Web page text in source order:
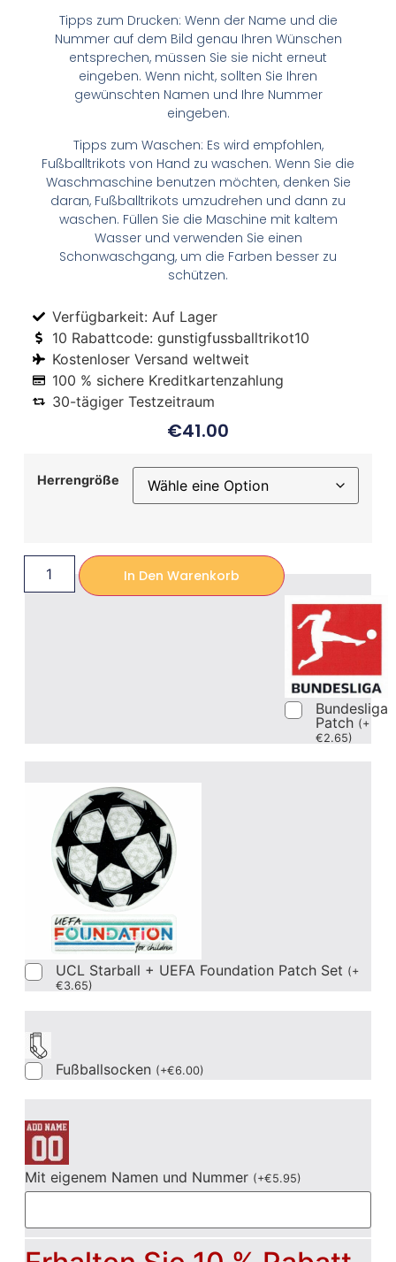
Tipps zum Drucken: Wenn der Name und die
Nummer auf dem Bild genau Ihren Wünschen
entsprechen, müssen Sie sie nicht erneut
eingeben. Wenn nicht, sollten Sie Ihren
gewünschten Namen und Ihre Nummer
eingeben.
Tipps zum Waschen: Es wird empfohlen,
Fußballtrikots von Hand zu waschen. Wenn Sie die
Waschmaschine benutzen möchten, denken Sie
daran, Fußballtrikots umzudrehen und dann zu
waschen. Füllen Sie die Maschine mit kaltem
Wasser und verwenden Sie einen
Schonwaschgang, um die Farben besser zu
schützen.
Verfügbarkeit: Auf Lager
10 Rabattcode: gunstigfussballtrikot10
Kostenloser Versand weltweit
100 % sichere Kreditkartenzahlung
30-tägiger Testzeitraum
€41.00
Herrengröße
In Den Warenkorb
Bundesliga
Patch (+
€2.65)
UCL Starball + UEFA Foundation Patch Set (+
€3.65)
Fußballsocken (+€6.00)
Mit eigenem Namen und Nummer (+€5.95)